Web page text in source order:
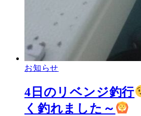
お知らせ
4日のリベンジ釣行
く釣れました～